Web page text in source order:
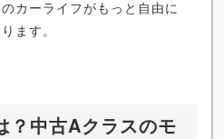
カーライフがもっと自由に
ます。
？中古Aクラスのモ